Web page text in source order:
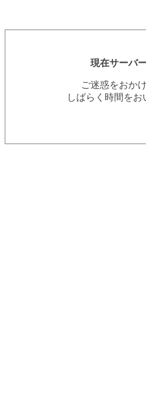
現在サーバ
ご迷惑をおか
しばらく時間を